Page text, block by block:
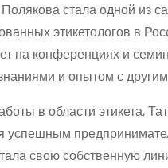
стала одной из
этикетологов в
на конференциях и
и опытом с
в области этикета,
успешным
свою собственную